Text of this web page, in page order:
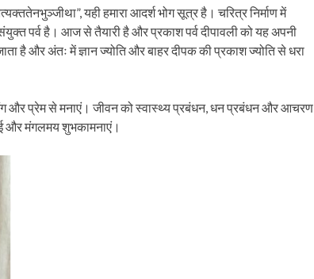
यही हमारा आदर्श भोग सूत्र है। चरित्र निर्माण में
पर्व है। आज से तैयारी है और प्रकाश पर्व दीपावली को यह अपनी
है और अंतः में ज्ञान ज्योति और बाहर दीपक की प्रकाश ज्योति से धरा
और प्रेम से मनाएं। जीवन को स्वास्थ्य प्रबंधन, धन प्रबंधन और आचरण
और मंगलमय शुभकामनाएं।